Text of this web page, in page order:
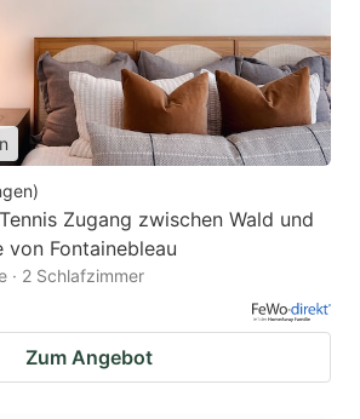
)
Zugang zwischen Wald und
von Fontainebleau
· 2 Schlafzimmer
Zum Angebot